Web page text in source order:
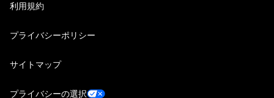
利用規約
プライバシーポリシー
サイトマップ
プライバシーの選択